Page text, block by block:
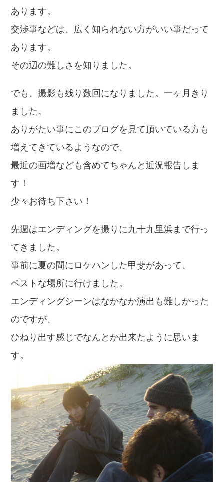
あります。
交渉事などは、広く知られない方がいい事だって
あります。
その辺の難しさを知りました。
でも、撮影も残り数回になりました。一ヶ月きり
ました。
ありがたい事にこのブログを見て頂いている方も
増えてきているようなので、
最近の画増なども含めてちゃんと近況報告しま
す！
少々お待ち下さい！
先週はエンディングを撮りに九十九里浜まで行っ
てきました。
事前に夏の間にロケハンした甲斐があって、
ベストな場所に行けました。
エンディングシーンはなかなか演出も難しかった
のですが、
ひねり出す感じでなんとか出来たように思いま
す。